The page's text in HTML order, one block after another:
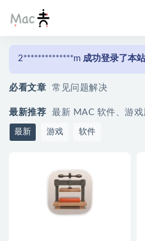
2**************m 成功登录了本站
j********a 成功登录了本站
m********户 成功加入了本站新用
m********户 成功登录了本站
m********户 成功登录了本站
m********户 成功加入了本站新用
必看文章 常见问题解决
最新推荐 最新 MAC 软件、游戏
最新 游戏 软件